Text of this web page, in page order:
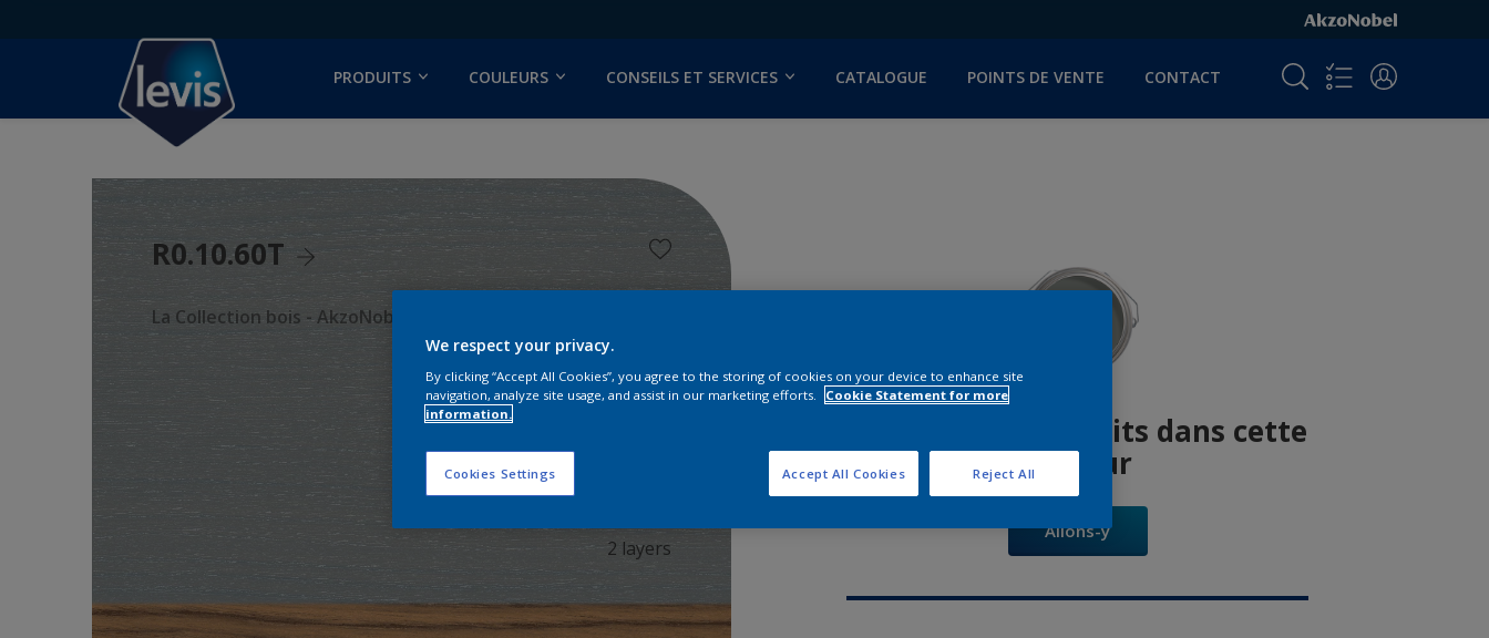
PRODUITS COULEURS CONSEILS ET SERVICES CATALOGUE POINTS DE VENTE CONTACT
R0.10.60T
La Collection bois - AkzoNobel Color Studio
2 layers
Trouver des produits dans cette
couleur
Allons-y
We respect your privacy.
By clicking “Accept All Cookies”, you agree to the storing of cookies on your device to enhance site
navigation, analyze site usage, and assist in our marketing efforts.
Cookie Statement for more
information.
Cookies Settings Reject All
Accept All Cookies